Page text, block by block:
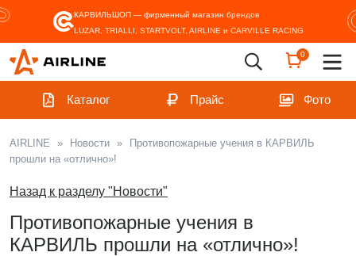
КАРВИЛЬШОП — фирменный магазин брендов
LUZAR, TRIALLI, STARTVOLT, AIRLINE и CARVILLE RACING
0
Каталог Прайс Фото
AIRLINE » Новости »
Противопожарные учения в КАРВИЛЬ
прошли на «отлично»!
Назад к разделу "Новости"
Противопожарные учения в
КАРВИЛЬ прошли на «отлично»!